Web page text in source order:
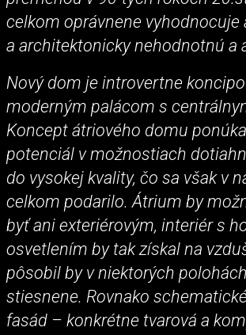
celkom oprávnene vyhodnocuje
a architektonicky nehodnotnú a
Nový dom je introvertne
moderným palácom s
Koncept átriového domu
potenciál v možnostiach
do vysokej kvality, čo sa však v
celkom podarilo. Átrium by
byť ani exteriérovým, interiér s
osvetlením by tak získal na
pôsobil by v niektorých
stiesnene. Rovnako
fasád – konkrétne tvarová a